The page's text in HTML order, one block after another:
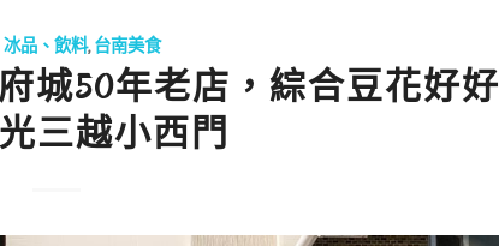
品、飲料,台南美食
城50年老店，綜合豆花好好
三越小西門